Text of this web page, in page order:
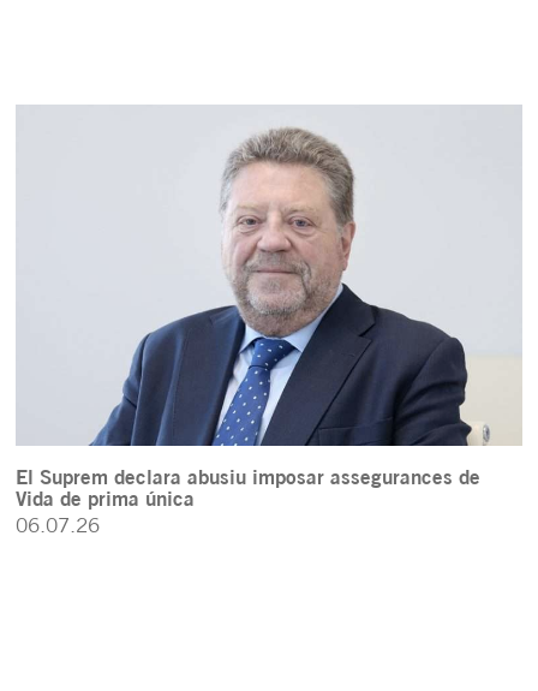
El Suprem declara abusiu imposar assegurances de
Vida de prima única
06.07.26